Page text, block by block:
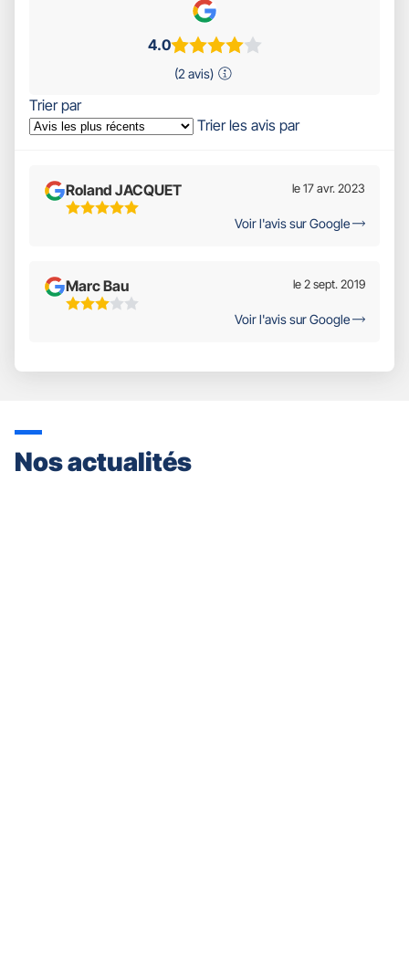
4.0
(2 avis)
Trier par
Trier les avis par
Roland JACQUET
5
le 17 avr. 2023
Voir l'avis sur Google
Marc Bau
3
le 2 sept. 2019
Voir l'avis sur Google
Nos actualités